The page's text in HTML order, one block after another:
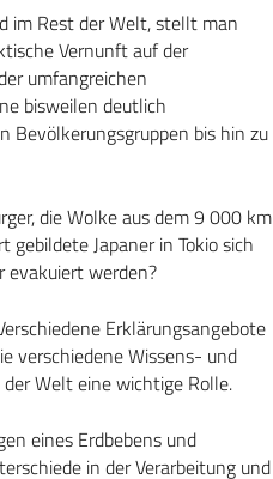
im Rest der Welt, stellt man
Vernunft auf der
umfangreichen
bisweilen deutlich
Bevölkerungsgruppen bis hin zu
die Wolke aus dem 9 000 km
Japaner in Tokio sich
evakuiert werden?
Erklärungsangebote
verschiedene Wissens- und
Welt eine wichtige Rolle.
eines Erdbebens und
in der Verarbeitung und